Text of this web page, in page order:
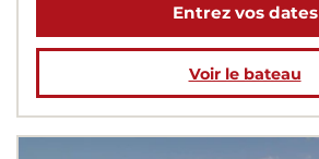
Entrez vos dates
Voir le bateau